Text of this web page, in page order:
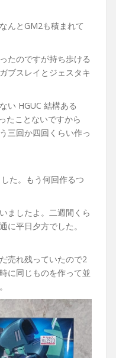
んとGM2も積まれて
たのですが持ち歩ける
ブスレイとジェスタキ
い HGUC 結構ある
たことないですから
三回か四回くらい作っ
た。もう何回作るつ
ましたよ。二週間くら
に平日夕方でした。
売れ残っていたので2
に同じものを作って並